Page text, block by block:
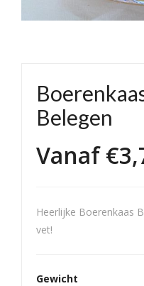
Belegen
Vanaf€
Heerlijke Boerenkaas
vet!
Gewicht